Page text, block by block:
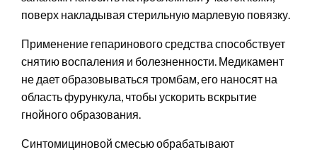
поверх накладывая стерильную марлевую повязку.
Применение гепаринового средства способствует
снятию воспаления и болезненности. Медикамент
не дает образовываться тромбам, его наносят на
область фурункула, чтобы ускорить вскрытие
гнойного образования.
Синтомициновой смесью обрабатывают